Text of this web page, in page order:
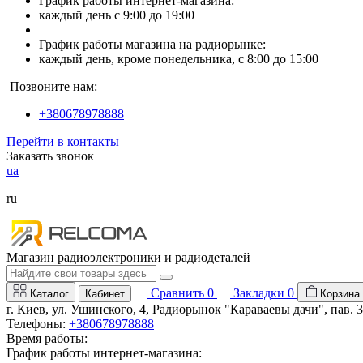
каждый день с 9:00 до 19:00
График работы магазина на радиорынке:
каждый день, кроме понедельника, с 8:00 до 15:00
Позвоните нам:
+380678978888
Перейти в контакты
Заказать звонок
ua
ru
Магазин радиоэлектроники и радиодеталей
Каталог Кабинет Сравнить 0 Закладки 0 Корзина
г. Киев, ул. Ушинского, 4, Радиорынок "Караваевы дачи", пав.
Телефоны: +380678978888
Время работы:
График работы интернет-магазина: